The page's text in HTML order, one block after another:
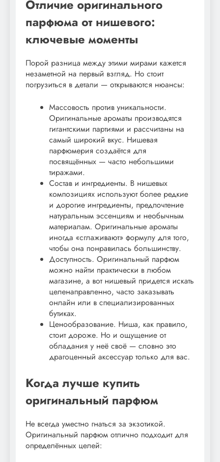
Отличие оригинального
парфюма от нишевого:
ключевые моменты
Порой разница между этими мирами кажется
незаметной на первый взгляд. Но стоит
погрузиться в детали — открываются нюансы:
Массовость против уникальности.
Оригинальные ароматы производятся
гигантскими партиями и рассчитаны на
самый широкий вкус. Нишевая
парфюмерия создаётся для
посвящённых — часто небольшими
тиражами.
Состав и ингредиенты. В нишевых
композициях используют более редкие
и дорогие ингредиенты, предпочтение
натуральным эссенциям и необычным
материалам. Оригинальные ароматы
иногда «сглаживают» формулу для того,
чтобы она понравилась большинству.
Доступность. Оригинальный парфюм
можно найти практически в любом
магазине, а вот нишевый придется искать
целенаправленно, часто заказывать
онлайн или в специализированных
бутиках.
Ценообразование. Ниша, как правило,
стоит дороже. Но и ощущение от
обладания у неё своё — словно это
драгоценный аксессуар только для вас.
Когда лучше купить
оригинальный парфюм
Не всегда уместно гнаться за экзотикой.
Оригинальный парфюм отлично подходит для
определённых целей: